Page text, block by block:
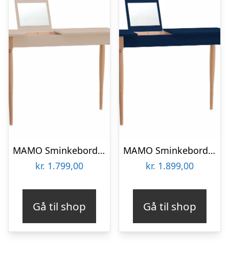
MAMO Sminkebord med spejl 105x35cm Brun Beige
kr. 1.799,00
Gå til shop
MAMO Sminkebord med spejl – 105x35cm Marineblå
kr. 1.899,00
Gå til shop